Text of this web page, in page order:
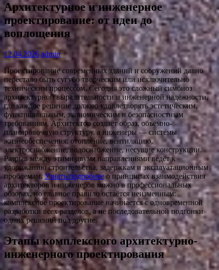
Архитектурное и инженерное
проектирование: от идеи до
воплощения
12.04.2026 admin
Проектирование современных зданий и сооружений давно
перестало быть сугубо творческим или исключительно
техническим процессом. Сегодня это сложный симбиоз
архитектурной выразительности и инженерной надёжности,
где каждое решение должно удовлетворять эстетическим,
функциональным, экономическим и безопасностным
требованиям. Архитектор создаёт образ, объёмно-
планировочную структуру, а инженеры — системы
жизнеобеспечения: отопление, вентиляцию,
электроснабжение, водоснабжение, несущие конструкции.
Разрыв между этими двумя направлениями ведёт к
удорожанию строительства, задержкам и эксплуатационным
проблемам.Узнать подробнее о принципах взаимодействия
архитекторов и инженеров можно в профессиональных
обзорах, но главное правило остаётся неизменным:
комплексное проектирование начинается с одновременной
разработки всех разделов, а не последовательной подгонки
одних решений под другие.
Этапы комплексного архитектурно-
инженерного проектирования